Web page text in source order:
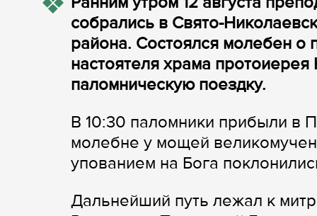
собрались в Свято-
района. Состоялся молебен о
настоятеля храма
паломническую поездку.
В 10:30 паломники прибыли в
молебне у мощей
упованием на Бога
Дальнейший путь лежал к